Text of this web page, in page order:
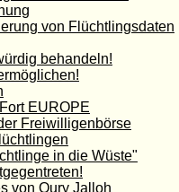
von Flüchtlingsdaten
behandeln!
EUROPE
Freiwilligenbörse
in die Wüste"
von Oury Jalloh